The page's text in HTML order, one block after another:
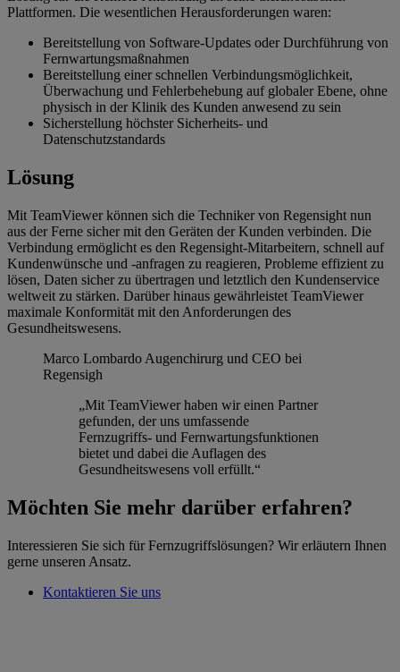
Plattformen. Die wesentlichen Herausforderungen waren:
Bereitstellung von Software-Updates oder Durchführung von
Fernwartungsmaßnahmen
Bereitstellung einer schnellen Verbindungsmöglichkeit,
Überwachung und Fehlerbehebung auf globaler Ebene, ohne
physisch in der Klinik des Kunden anwesend zu sein
Sicherstellung höchster Sicherheits- und
Datenschutzstandards
Lösung
Mit TeamViewer können sich die Techniker von Regensight nun
aus der Ferne sicher mit den Geräten der Kunden verbinden. Die
Verbindung ermöglicht es den Regensight-Mitarbeitern, schnell auf
Kundenwünsche und -anfragen zu reagieren, Probleme effizient zu
lösen, Daten sicher zu übertragen und letztlich den Kundenservice
weltweit zu stärken. Darüber hinaus gewährleistet TeamViewer
maximale Konformität mit den Anforderungen des
Gesundheitswesens.
Marco Lombardo Augenchirurg und CEO bei
Regensigh
„Mit TeamViewer haben wir einen Partner
gefunden, der uns umfassende
Fernzugriffs- und Fernwartungsfunktionen
bietet und dabei die Auflagen des
Gesundheitswesens voll erfüllt.“
Möchten Sie mehr darüber erfahren?
Interessieren Sie sich für Fernzugriffslösungen? Wir erläutern Ihnen
gerne unseren Ansatz.
Kontaktieren Sie uns